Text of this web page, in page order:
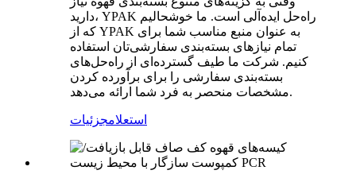
دارید، YPAK راه‌حل ایده‌آلی است. ما خوشحالیم
که از YPAK به عنوان منبع مناسب شما برای
تمام نیازهای بسته‌بندی سفارشی‌تان استفاده
کنیم. شرکت ما طیف گسترده‌ای از راه‌حل‌های
بسته‌بندی سفارشی را برای برآورده کردن
مشخصات منحصر به فرد شما ارائه می‌دهد.
استعلامجزئیات